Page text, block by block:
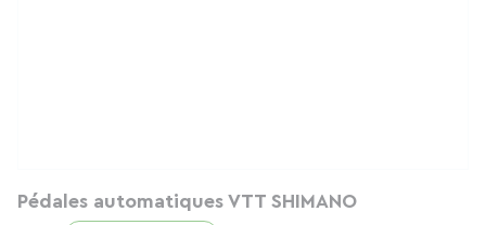
Pédales automatiques VTT SHIMANO